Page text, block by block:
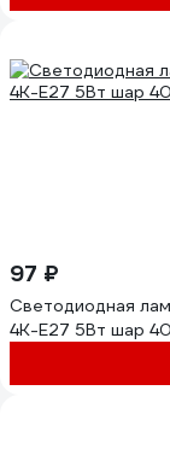
97 ₽
Светодиодная
4K-E27 5Вт шар